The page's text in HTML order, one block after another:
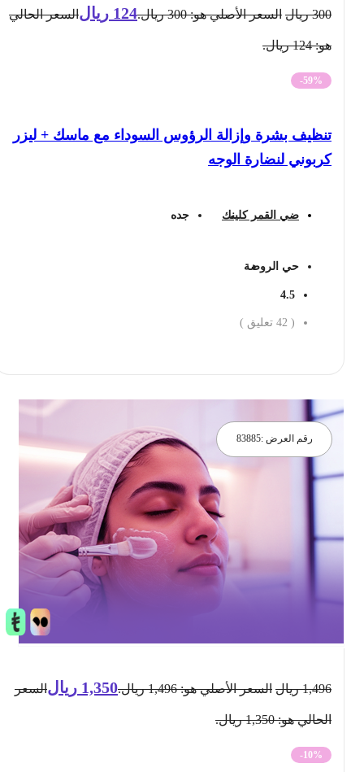
ريال السعر الأصلي هو: 300 ريال. 124 ريال السعر الحالي
-59%
تنظيف بشرة وإزالة الرؤوس السوداء مع ماسك + ليزر
كربوني لنضارة الوجه
ضي القمر كلينك جده
حي الروضة
4.5
42 تعليق )
رقم العرض :83885
1,496 ريال السعر الأصلي هو: 1,496 ريال. 1,350 ريال السعر
الحالي هو: 1,350 ريال.
-10%